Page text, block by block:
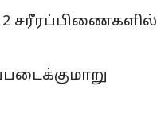
2 சரீரப்பிணைகளில்